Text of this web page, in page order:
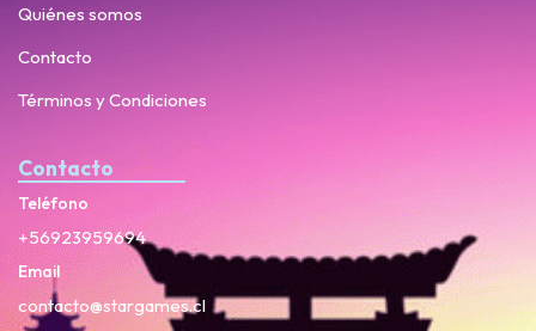
Quiénes somos
Contacto
Términos y Condiciones
Contacto
Teléfono
+56923959694
Email
contacto@stargames.cl